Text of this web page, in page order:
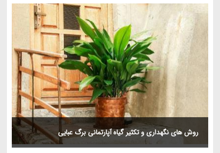
روش های نگهداری و تکثیر گیاه آپارتمانی برگ عبایی